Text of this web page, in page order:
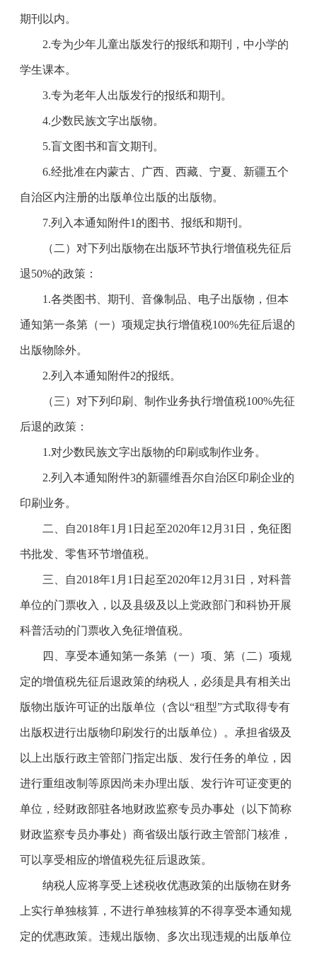
期刊以内。
2.专为少年儿童出版发行的报纸和期刊，中小学的
学生课本。
3.专为老年人出版发行的报纸和期刊。
4.少数民族文字出版物。
5.盲文图书和盲文期刊。
6.经批准在内蒙古、广西、西藏、宁夏、新疆五个
自治区内注册的出版单位出版的出版物。
7.列入本通知附件1 的图书、报纸和期刊。
（二）对下列出版物在出版环节执行增值税先征后
退50%的政策：
1.各类图书、期刊、音像制品、电子出版物，但本
通知第一条第（一）项规定执行增值税100%先征后退的
出版物除外。
2.列入本通知附件2的报纸。
（三）对下列印刷、制作业务执行增值税100%先征
后退的政策：
1.对少数民族文字出版物的印刷或制作业务。
2.列入本通知附件3的新疆维吾尔自治区印刷企业的
印刷业务。
二、自2018年1 月 1 日起至2020年12 月 31 日，免征图
书批发、零售环节增值税。
三、自2018年1 月 1 日起至2020年12 月 31 日，对科普
单位的门票收入，以及县级及以上党政部门和科协开展
科普活动的门票收入免征增值税。
四、享受本通知第一条第（一）项、第（二）项规
定的增值税先征后退政策的纳税人，必须是具有相关出
版物出版许可证的出版单位（含以“租型”方式取得专有
出版权进行出版物印刷发行的出版单位）。承担省级及
以上出版行政主管部门指定出版、发行任务的单位，因
进行重组改制等原因尚未办理出版、发行许可证变更的
单位，经财政部驻各地财政监察专员办事处（以下简称
财政监察专员办事处）商省级出版行政主管部门核准，
可以享受相应的增值税先征后退政策。
纳税人应将享受上述税收优惠政策的出版物在财务
上实行单独核算，不进行单独核算的不得享受本通知规
定的优惠政策。违规出版物、多次出现违规的出版单位